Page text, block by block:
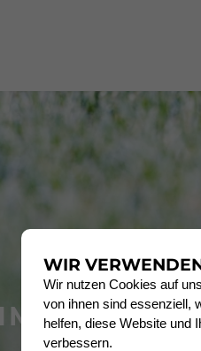
VFL
WIR
Wir nutzen Cookies auf
von ihnen sind essenziell,
helfen, diese Website und
verbessern.